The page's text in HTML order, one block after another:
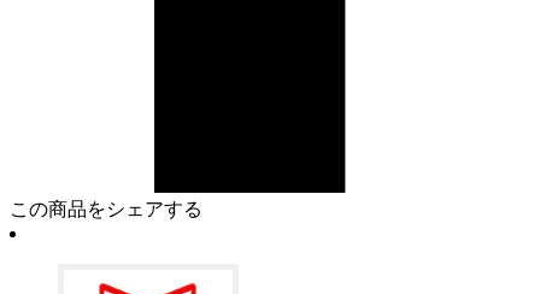
この商品をシェアする